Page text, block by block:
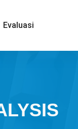
Evaluasi